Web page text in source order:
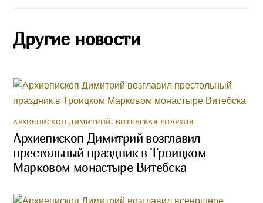
Другие новости
АРХИЕПИСКОП ДИМИТРИЙ, ВИТЕБСКАЯ ЕПАРХИЯ
Архиепископ Димитрий возглавил
престольный праздник в Троицком
Марковом монастыре Витебска